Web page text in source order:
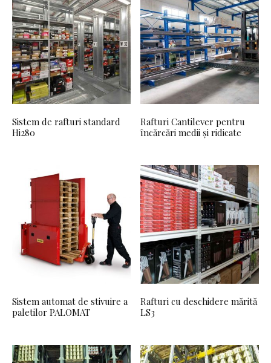
Sistem de rafturi standard
Hi280
Rafturi Cantilever pentru
încărcări medii și ridicate
Sistem automat de stivuire a
paletilor PALOMAT
Rafturi cu deschidere mărită
LS3